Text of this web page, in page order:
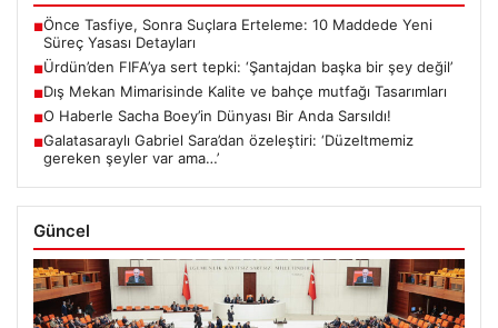
■Önce Tasfiye, Sonra Suçlara Erteleme: 10 Maddede Yeni
Süreç Yasası Detayları
■Ürdün’den FIFA’ya sert tepki: ‘Şantajdan başka bir şey değil’
■Dış Mekan Mimarisinde Kalite ve bahçe mutfağı Tasarımları
■O Haberle Sacha Boey’in Dünyası Bir Anda Sarsıldı!
■Galatasaraylı Gabriel Sara’dan özeleştiri: ‘Düzeltmemiz
gereken şeyler var ama…’
Güncel